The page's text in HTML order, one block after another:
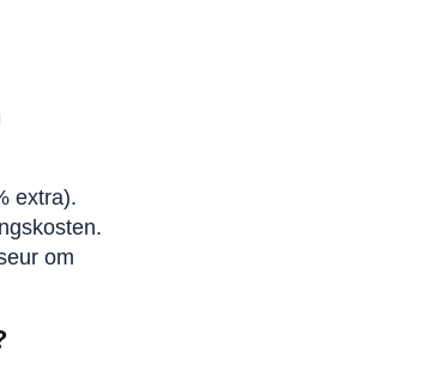
extra).
om